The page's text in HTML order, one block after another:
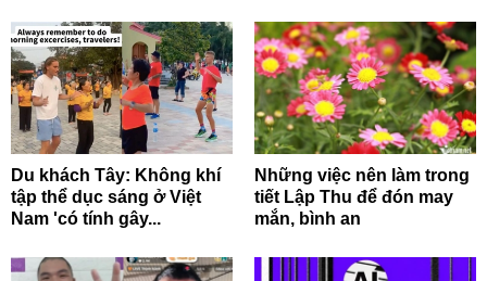
Du khách Tây: Không khí
tập thể dục sáng ở Việt
Nam 'có tính gây...
Những việc nên làm trong
tiết Lập Thu để đón may
mắn, bình an